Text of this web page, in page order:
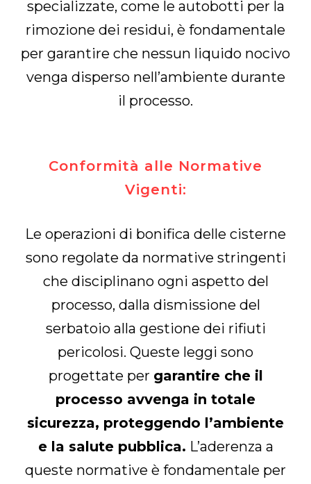
specializzate, come le autobotti per la
rimozione dei residui, è fondamentale
per garantire che nessun liquido nocivo
venga disperso nell’ambiente durante
il processo.
Conformità alle Normative
Vigenti:
Le operazioni di bonifica delle cisterne
sono regolate da normative stringenti
che disciplinano ogni aspetto del
processo, dalla dismissione del
serbatoio alla gestione dei rifiuti
pericolosi. Queste leggi sono
progettate per garantire che il
processo avvenga in totale
sicurezza, proteggendo l’ambiente
e la salute pubblica. L’aderenza a
queste normative è fondamentale per